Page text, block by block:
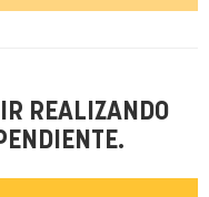
REALIZANDO